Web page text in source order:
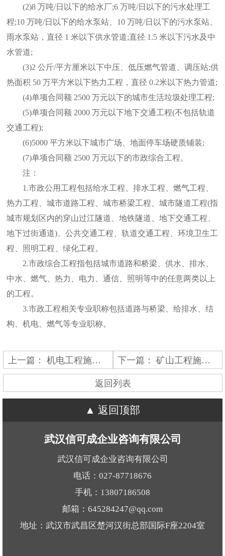
(2)8 万吨/日以下的给水厂;6 万吨/日以下的污水处理工
程;10 万吨/日以下的给水泵站、10 万吨/日以下的污水泵站、
雨水泵站，直径 1 米以下供水管道;直径 1.5 米以下污水及中
水管道;
(3)2 公斤/平方厘米以下中压、低压燃气管道、调压站;供
热面积 50 万平方米以下热力工程，直径 0.2米以下热力管道;
(4)单项合同额 2500 万元以下的城市生活垃圾处理工程;
(5)单项合同额 2000 万元以下地下交通工程(不包括轨道
交通工程);
(6)5000 平方米以下城市广场、地面停车场硬质铺装;
(7)单项合同额 2500 万元以下的市政综合工程。
注：
1.市政公用工程包括给水工程、排水工程、燃气工程、
热力工程、城市道路工程、城市桥梁工程、城市隧道工程(指
城市规划区内的穿山过江隧道、地铁隧道、地下交通工程、
地下过街通道)、公共交通工程、轨道交通工程、环境卫生工
程、照明工程、绿化工程。
2.市政综合工程指包括城市道路和桥梁、供水、排水、
中水、燃气、热力、电力、通信、照明等中的任意两类以上
的工程。
3.市政工程相关专业职称包括道路与桥梁、给排水、结
构、机电、燃气等专业职称。
上一篇： 机电工程施工总承包 下一篇：矿山工程施工总承包
返回列表
返回顶部
武汉信可成企业咨询有限公司
武汉信可成企业咨询有限公司
电话：027-87718676
手机：13807186508
邮箱：645284247@qq.com
地址：武汉市武昌区楚河汉街总部国际F座2204室